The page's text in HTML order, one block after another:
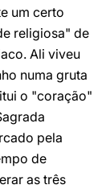
um certo
religiosa" de
Ali viveu
numa gruta
o "coração"
pela
de
as três